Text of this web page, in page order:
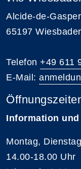
Alcide-de-
65197
Telefon +49 611
E-Mail:
Information
Montag,
14.00-18.00 Uhr